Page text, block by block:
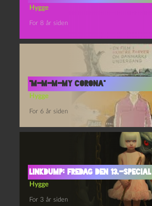
Hygge
For 8 år siden
“M-M-M-MY CORONA”
Hygge
For 6 år siden
Linkdump: fredag den 13.-special
Hygge
For 3 år siden